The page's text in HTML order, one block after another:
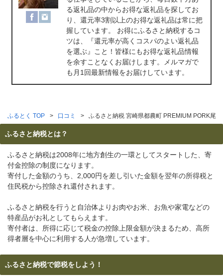
る返礼品の中からお得な返礼品を探してお
り、還元率3割以上のお得な返礼品は常に把
握しています。 お得にふるさと納税するコ
ツは、『還元率が高くコスパのよい返礼品
を選ぶ』こと！皆様にもお得な返礼品情報
を余すことなくお届けします。メルマガで
も月1回最新情報をお届けしています。
ふるとく TOP 口コミ ふるさと納税 宮崎県都農町 PREMIUM PORK尾
ふるさと納税とは？
ふるさと納税は2008年に地方創生の一環としてスタートした、寄
付金控除の制度になります。
寄付した金額のうち、2,000円を差し引いた金額を翌年の所得税と
住民税から控除され還付されます。
ふるさと納税を行うと自治体よりお肉やお米、お魚や家電などの
特産品がお礼としてもらえます。
寄付者は、所得に応じて税金の控除上限金額が決まるため、高所
得者層を中心に利用する人が急増しています。
ふるさと納税で節税をしよう！